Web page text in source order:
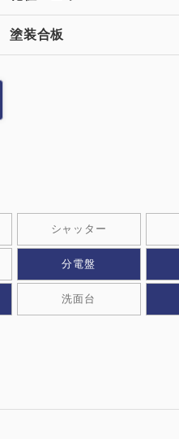
PM6:00
探す
塗装合板
シャッター
分電盤
洗⾯台